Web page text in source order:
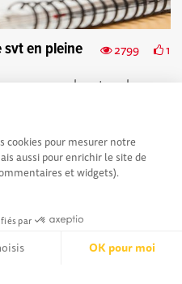
cookies pour mesurer notre
aussi pour enrichir le site de
et widgets).
par
OK pour moi
2799 1
svt en pleine
comme dans tous les
du bac, les élèves de
Générales d'utilisation